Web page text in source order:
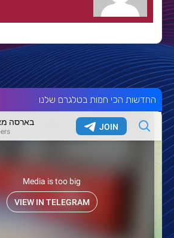
החדשות הכי חמות בטלגרם שלנו